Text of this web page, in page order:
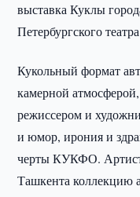
выставка Куклы
Петербургского
Кукольный формат
камерной
режиссером и
и юмор, ирония и
черты КУКФО.
Ташкента коллекцию